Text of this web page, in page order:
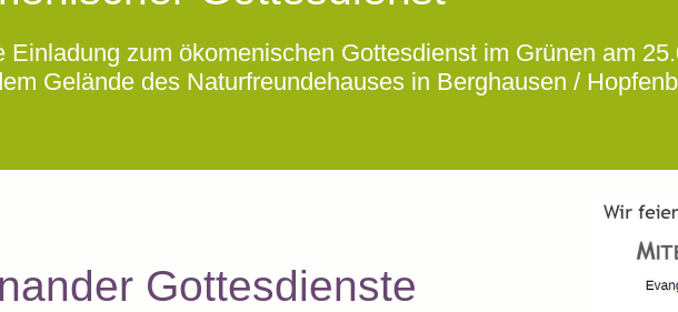
Einladung zum ökomenischen Gottesdienst im Grünen am
Gelände des Naturfreundehauses in Berghausen /
Gottesdienste